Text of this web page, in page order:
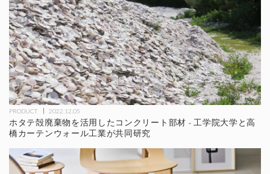
PRODUCT 2022.12.05
ホタテ殻廃棄物を活用したコンクリート部材 - 工学院大学と高
橋カーテンウォール工業が共同研究